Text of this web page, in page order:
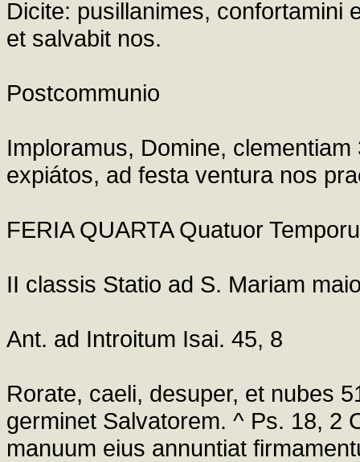
Dicite: pusillanimes, confortamini
et salvabit nos.
Postcommunio
Imploramus, Domine,
expiátos, ad festa ventura nos
FERIA QUARTA Quatuor
II classis Statio ad S. Mariam
Ant. ad Introitum Isai. 45, 8
Rorate, caeli, desuper, et nubes
germinet Salvatorem. ^ Ps. 18, 2
manuum eius annuntiat